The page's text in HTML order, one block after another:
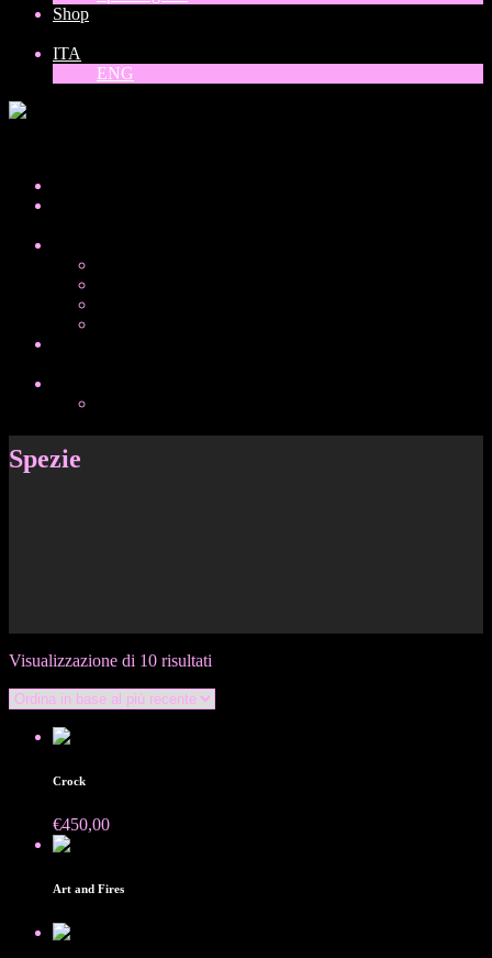
Shop
ITA
ENG
Spezie
Visualizzazione di 10 risultati
Crock
€450,00
Art and Fires